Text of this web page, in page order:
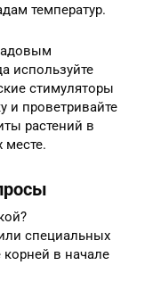
температур.
используйте
стимуляторы
и проветривайте
растений в
месте.
специальных
корней в начале